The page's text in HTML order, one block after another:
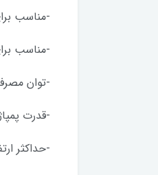
-مناسب
-مناسب
-توان مصرفی :
-قدرت پمپاژ واتر
-حداکثر